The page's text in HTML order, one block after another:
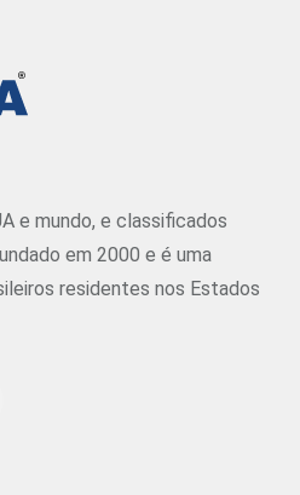
e mundo, e classificados
em 2000 e é uma
residentes nos Estados